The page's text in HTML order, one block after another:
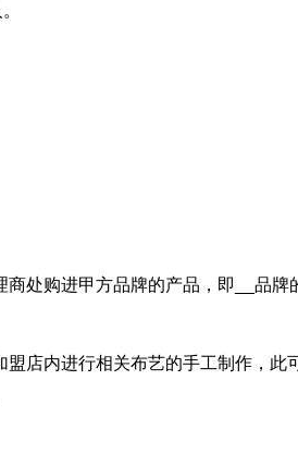
处购进甲方品牌的产品，即__品牌
店内进行相关布艺的手工制作，此